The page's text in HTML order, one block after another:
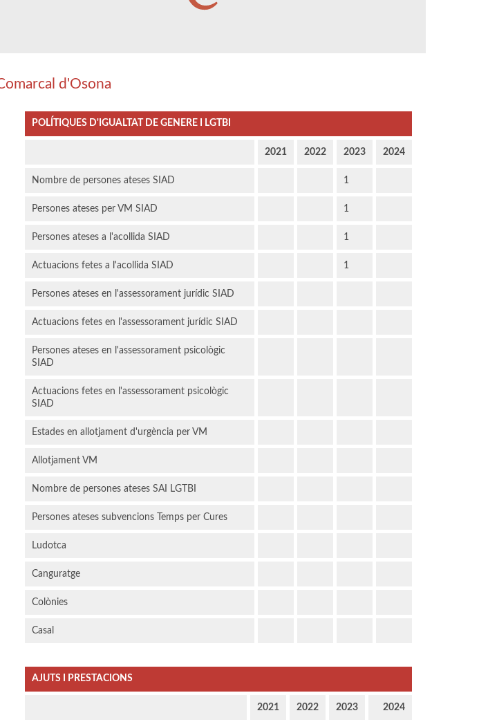
d'Osona
POLÍTIQUES D'IGUALTAT DE GENERE I LGTBI
2021 2022 2023 2024
Nombre de persones ateses SIAD 1
Persones ateses per VM SIAD 1
Persones ateses a l'acollida SIAD 1
Actuacions fetes a l'acollida SIAD 1
Persones ateses en l'assessorament jurídic SIAD
Actuacions fetes en l'assessorament jurídic SIAD
Persones ateses en l'assessorament psicològic
SIAD
Actuacions fetes en l'assessorament psicològic
SIAD
Estades en allotjament d'urgència per VM
Allotjament VM
Nombre de persones ateses SAI LGTBI
Persones ateses subvencions Temps per Cures
Ludotca
Canguratge
Colònies
Casal
AJUTS I PRESTACIONS
2021 2022 2023 2024